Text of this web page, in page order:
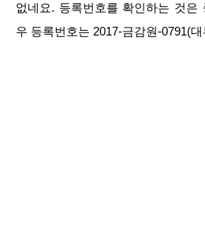
없네요. 등록번호를 확인하는 것은
우 등록번호는 2017-금감원-0791(